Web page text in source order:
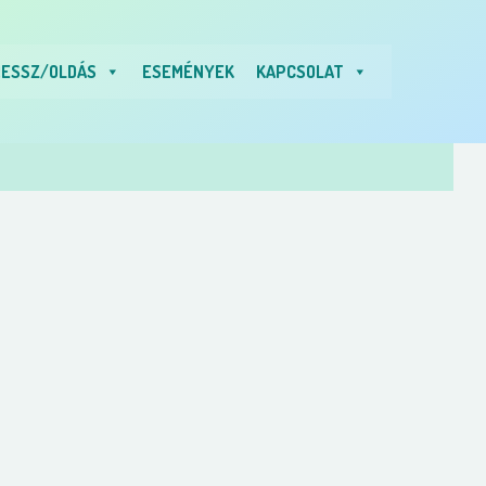
OLDÁS ESEMÉNYEK KAPCSOLAT